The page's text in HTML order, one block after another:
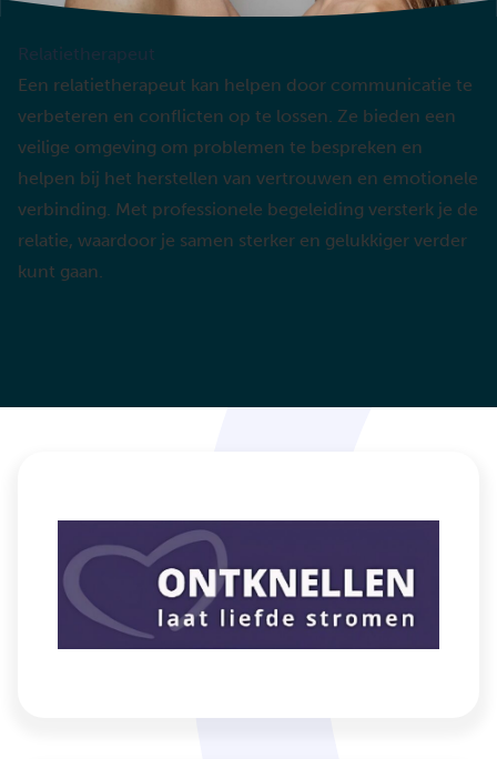
Relatietherapeut
Een relatietherapeut kan helpen door communicatie te
verbeteren en conflicten op te lossen. Ze bieden een
veilige omgeving om problemen te bespreken en
helpen bij het herstellen van vertrouwen en emotionele
verbinding. Met professionele begeleiding versterk je de
relatie, waardoor je samen sterker en gelukkiger verder
kunt gaan.